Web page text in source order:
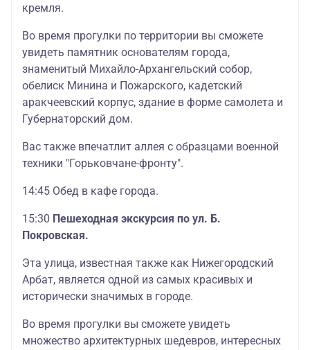
кремля.
Во время прогулки по территории вы сможете
увидеть памятник основателям города,
знаменитый Михайло-Архангельский собор,
обелиск Минина и Пожарского, кадетский
аракчеевский корпус, здание в форме самолета и
Губернаторский дом.
Вас также впечатлит аллея с образцами военной
техники "Горьковчане-фронту".
14:45 Обед в кафе города.
15:30 Пешеходная экскурсия по ул. Б.
Покровская.
Эта улица, известная также как Нижегородский
Арбат, является одной из самых красивых и
исторически значимых в городе.
Во время прогулки вы сможете увидеть
множество архитектурных шедевров, интересных